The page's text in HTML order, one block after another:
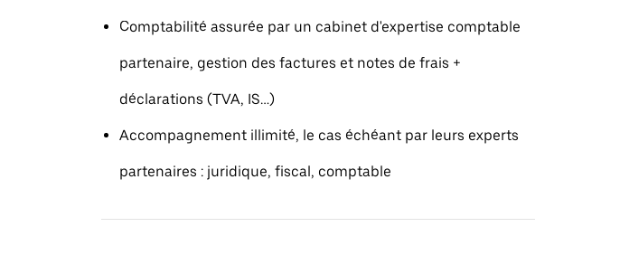
Comptabilité assurée par un cabinet d'expertise comptable
partenaire, gestion des factures et notes de frais +
déclarations (TVA, IS…)
Accompagnement illimité, le cas échéant par leurs experts
partenaires : juridique, fiscal, comptable